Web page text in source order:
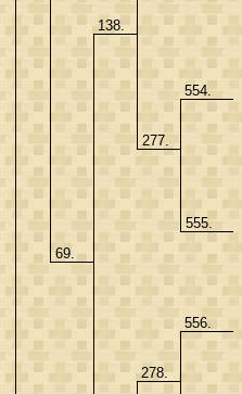
69.
138.
277.
554.
555.
278.
556.